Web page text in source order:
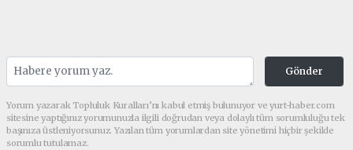
Gönder
Yorum yazarak Topluluk Kuralları’nı kabul etmiş bulunuyor ve yurt-haber.com
sitesine yaptığınız yorumunuzla ilgili doğrudan veya dolaylı tüm sorumluluğu tek
başınıza üstleniyorsunuz. Yazılan tüm yorumlardan site yönetimi hiçbir şekilde
sorumlu tutulamaz.